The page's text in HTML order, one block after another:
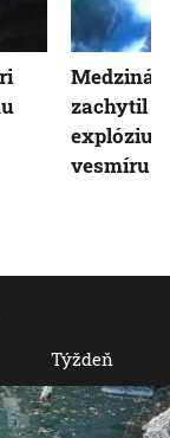
Týždeň
zachytil
explóziu
vesmíru.